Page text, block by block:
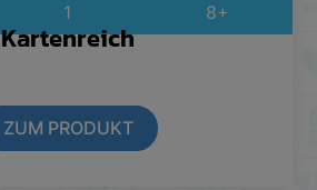
Kartenreich
ZUM PRODUKT
1 8+